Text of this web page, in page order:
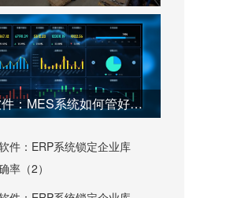
速达软件：MES系统如何管好工厂每一个环节（上）
件：ERP系统锁定企业库
率（2）